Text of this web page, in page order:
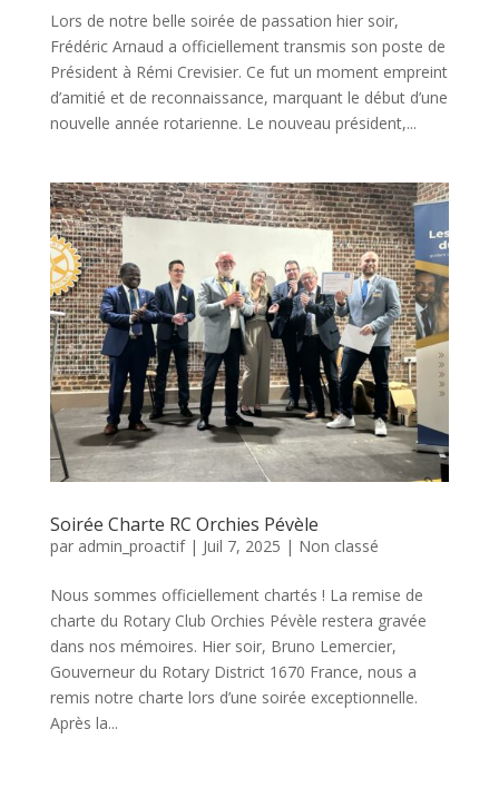
Lors de notre belle soirée de passation hier soir,
Frédéric Arnaud a officiellement transmis son poste de
Président à Rémi Crevisier. Ce fut un moment empreint
d’amitié et de reconnaissance, marquant le début d’une
nouvelle année rotarienne. Le nouveau président,...
Soirée Charte RC Orchies Pévèle
par admin_proactif| Juil 7, 2025 | Non classé
Nous sommes officiellement chartés ! La remise de
charte du Rotary Club Orchies Pévèle restera gravée
dans nos mémoires. Hier soir, Bruno Lemercier,
Gouverneur du Rotary District 1670 France, nous a
remis notre charte lors d’une soirée exceptionnelle.
Après la...